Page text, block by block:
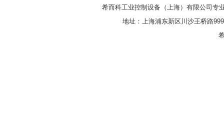
希而科工业控制设备（上海）有限公司专
地址：上海浦东新区川沙王桥路